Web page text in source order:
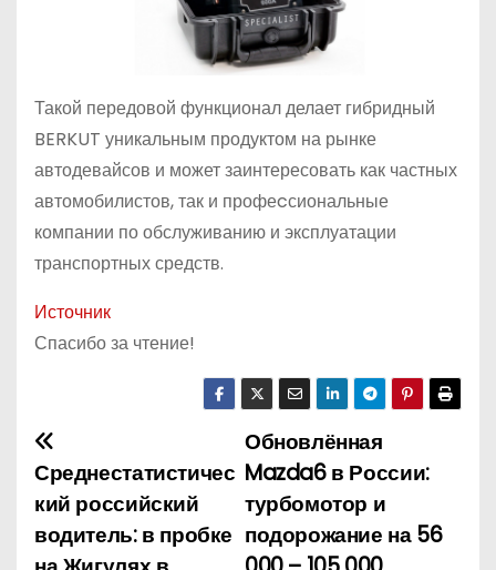
Такой передовой функционал делает гибридный
BERKUT уникальным продуктом на рынке
автодевайсов и может заинтересовать как частных
автомобилистов, так и профеcсиональные
компании по обслуживанию и эксплуатации
транспортных средств.
Источник
Спасибо за чтение!
Н
а
в
Обновлённая
Mazda6 в России:
турбомотор и
подорожание на 56
Среднестатистичес
кий российский
водитель: в пробке